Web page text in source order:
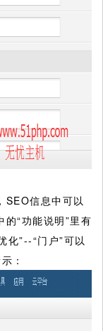
SEO信息中可以
“功能说明”里有
化”--“门户”可以
：